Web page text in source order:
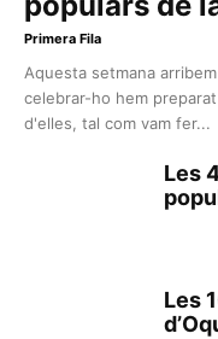
Primera Fila
Aquesta setmana
celebrar-ho hem
d'elles, tal com vam fer...
Les
Les